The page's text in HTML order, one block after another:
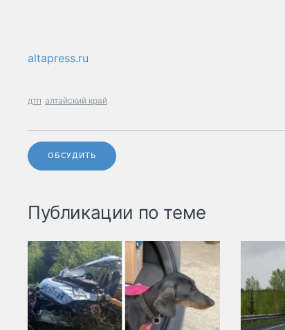
altapress.ru
дтп алтайский край
ОБСУДИТЬ
Публикации по теме